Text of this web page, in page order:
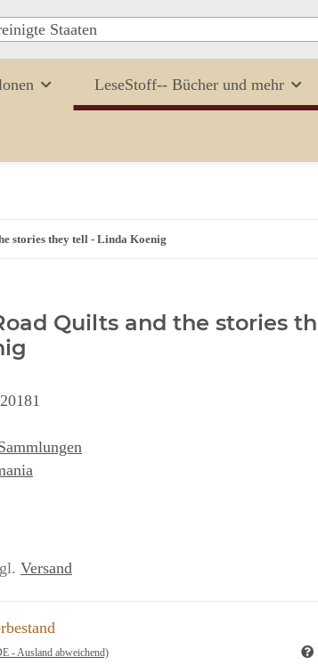
Staaten
LeseStoff-- Bücher und mehr
stories they tell - Linda Koenig
Quilts and the stories
20181
Versand
- Ausland abweichend)